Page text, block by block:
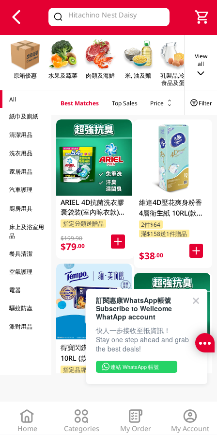
Valid Until 30 June 2026
原箱優惠 水果及蔬菜 肉類及海鮮 米, 油及麵
乳製品,冷凍
食品及蛋類
早餐
View
all
All
紙巾及廁紙
清潔用品
洗衣用品
家居用品
汽車護理
廚房用具
床上及浴室用
品
餐具清潔
空氣護理
電器
驅蚊防蟲
派對用品
Best Matches Top Sales Price Filter
ARIEL 4D抗菌洗衣膠
囊袋裝(室內晾衣款)
60 PC
指定分類送贈品
$199.90
$79.00
得寶閃鑽四層衛生紙
10RL (款式隨機發送)
指定品牌送贈品
維達4D壓花爽身粉香
4層衛生紙 10RL(款式
隨機發送)
2件$64
滿$158送1件贈品
$38.00
ARIEL 超濃縮抗菌洗
衣液 (室內晾衣抗臭)
1.69kg
Home Categories My Order My Account
訂閱惠康WhatsApp帳號
Subscribe to Wellcome
WhatApp account
快人一步接收至抵資訊！
Stay one step ahead and grab
the best deals!
連結 WhatsApp 帳號